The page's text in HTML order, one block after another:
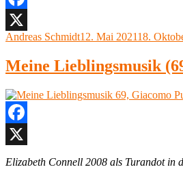
Facebook
X
Autor
Andreas SchmidtVeröffentlicht
12. Mai 202118.
Meine Lieblingsmusik
Facebook
X
Elizabeth Connell 2008 als Turandot